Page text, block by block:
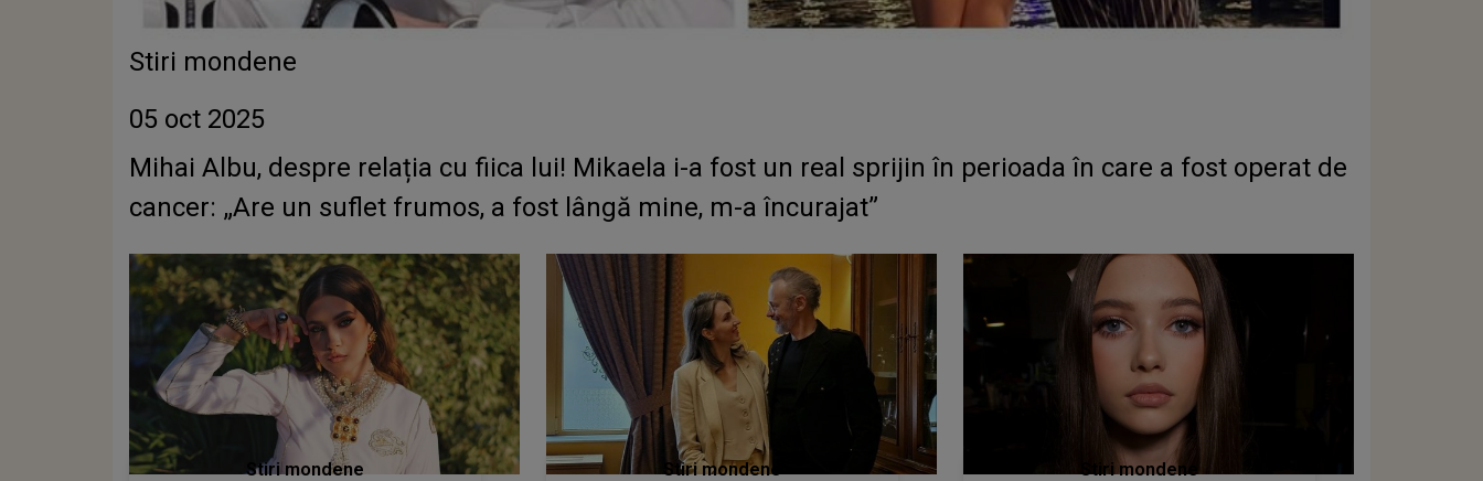
Stiri mondene
05 oct 2025
Mihai Albu, despre relația cu fiica lui! Mikaela i-a fost un real sprijin în perioada în care a fost operat de
cancer: „Are un suflet frumos, a fost lângă mine, m-a încurajat”
Stiri mondene Stiri mondene Stiri mondene